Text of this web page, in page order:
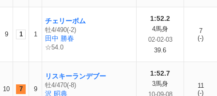
9 1 1
チェリーボム
牡4/490(-2)
田中 勝春
☆54.0
1:52.2
4馬身
02-02-03
39.6
7
(-)
10 7 9
リスキーランデブー
牡4/470(-8)
沢 昭典
1:52.7
3馬身
10-09-08
11
(-)